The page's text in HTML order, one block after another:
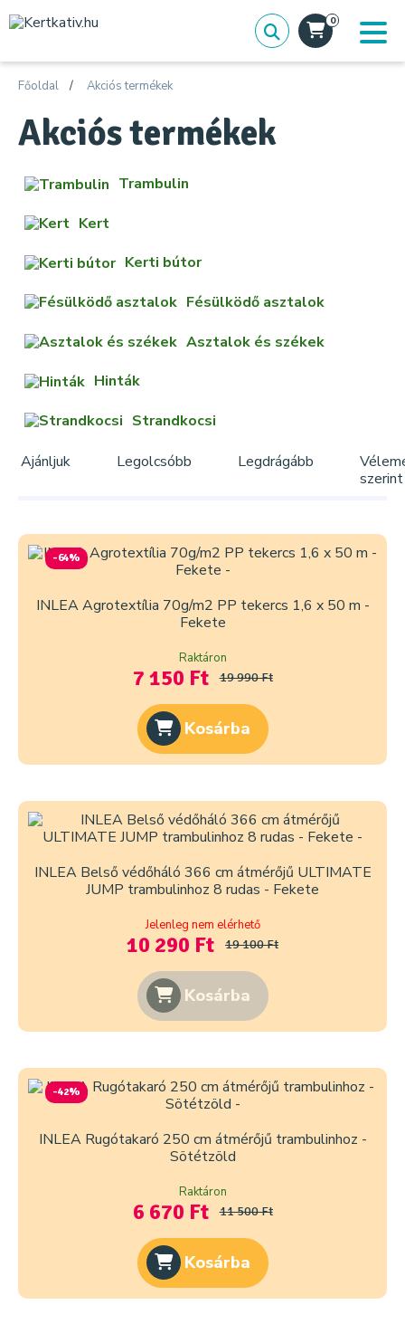
0
Főoldal Akciós termékek
Akciós termékek
Trambulin
Kert
Kerti bútor
Fésülködő asztalok
Asztalok és székek
Hinták
Strandkocsi
Ajánljuk Legolcsóbb Legdrágább
szerint
-64%
INLEA Agrotextília 70g/m2 PP tekercs 1,6 x 50 m -
Fekete
Raktáron
7 150 Ft 19 990 Ft
Kosárba
INLEA Belső védőháló 366 cm átmérőjű ULTIMATE
JUMP trambulinhoz 8 rudas - Fekete
Jelenleg nem elérhető
10 290 Ft 19 100 Ft
Kosárba
-42%
INLEA Rugótakaró 250 cm átmérőjű trambulinhoz -
Sötétzöld
Raktáron
6 670 Ft 11 500 Ft
Kosárba